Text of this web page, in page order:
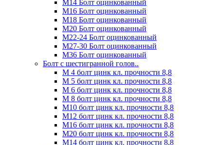
М14 Болт оцинкованный
М16 Болт оцинкованный
М18 Болт оцинкованный
М20 Болт оцинкованный
М22-24 Болт оцинкованный
М27-30 Болт оцинкованный
М36 Болт оцинкованный
Болт с шестигранной голов..
М 4 болт цинк кл. прочности 8,8
М 5 болт цинк кл. прочности 8,8
М 6 болт цинк кл. прочности 8,8
М 8 болт цинк кл. прочности 8,8
М10 болт цинк кл. прочности 8,8
М12 болт цинк кл. прочности 8,8
М16 болт цинк кл. прочности 8,8
М20 болт цинк кл. прочности 8,8
М14 болт цинк кл. прочности 8,8